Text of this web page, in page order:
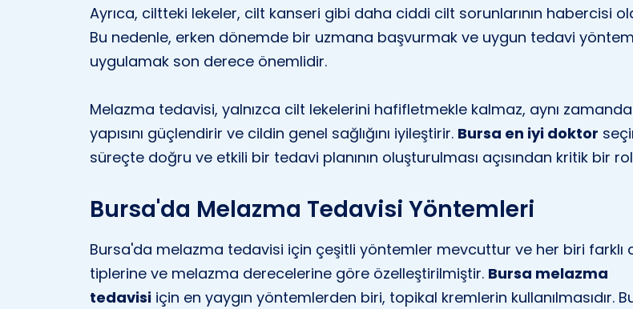
Ayrıca, ciltteki lekeler, cilt kanseri gibi daha ciddi cilt sorunlarının habercisi
Bu nedenle, erken dönemde bir uzmana başvurmak ve uygun tedavi
uygulamak son derece önemlidir.
Melazma tedavisi, yalnızca cilt lekelerini hafifletmekle kalmaz, aynı
yapısını güçlendirir ve cildin genel sağlığını iyileştirir. Bursa en iyi doktor
süreçte doğru ve etkili bir tedavi planının oluşturulması açısından kritik bir
Bursa'da Melazma Tedavisi Yöntemleri
Bursa'da melazma tedavisi için çeşitli yöntemler mevcuttur ve her biri farklı
tiplerine ve melazma derecelerine göre özelleştirilmiştir. Bursa melazma
tedavisi için en yaygın yöntemlerden biri, topikal kremlerin kullanılmasıdır.